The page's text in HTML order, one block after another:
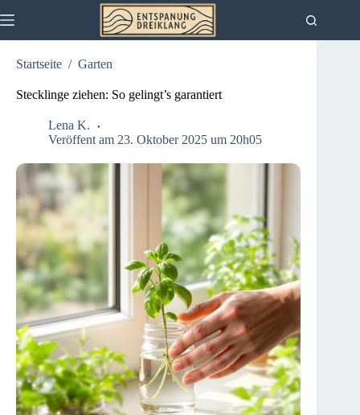
Inhalt
Startseite / Garten
Stecklinge ziehen: So gelingt’s garantiert
Lena K.
Veröffent am 23. Oktober 2025 um 20h05